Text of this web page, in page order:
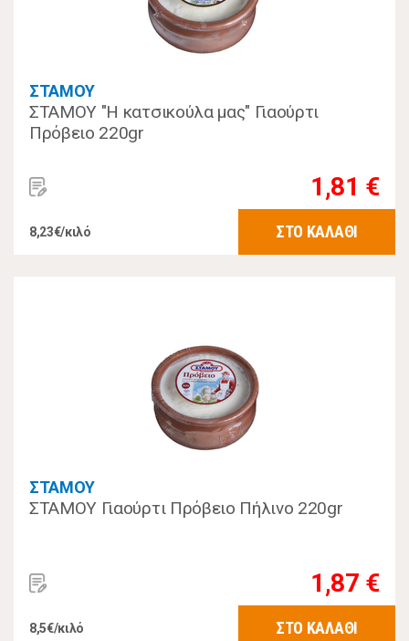
ΣΤΑΜΟΥ
ΣΤΑΜΟΥ "Η κατσικούλα μας" Γιαούρτι
Πρόβειο 220gr
1,81 €
8,23€/κιλό ΣΤΟ ΚΑΛΑΘΙ
ΣΤΑΜΟΥ
ΣΤΑΜΟΥ Γιαούρτι Πρόβειο Πήλινο 220gr
1,87 €
8,5€/κιλό ΣΤΟ ΚΑΛΑΘΙ